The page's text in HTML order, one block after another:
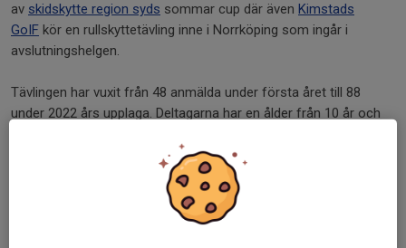
av skidskytte region syds sommar cup där även Kimstads
GoIF kör en rullskyttetävling inne i Norrköping som ingår i
avslutningshelgen.
Tävlingen har vuxit från 48 anmälda under första året till 88
under 2022 års upplaga. Deltagarna har en ålder från 10 år och
4,5 km (3x1500m) beroende av klass.Banorna
Nedan hittar ni direktlänkar till tävlingarna som har arrangerats.